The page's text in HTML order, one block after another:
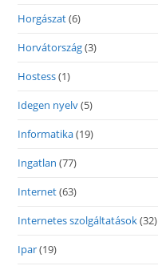
Horgászat(6)
Horvátország(3)
Hostess(1)
Idegen nyelv(5)
Informatika(19)
Ingatlan (77)
Internet(63)
Internetes szolgáltatások(32)
Ipar(19)